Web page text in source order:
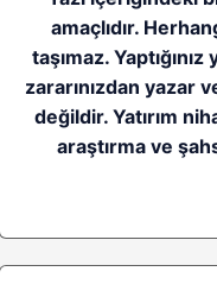
amaçlıdır.
taşımaz.
zararınızdan yazar
değildir. Yatırım
araştırma ve